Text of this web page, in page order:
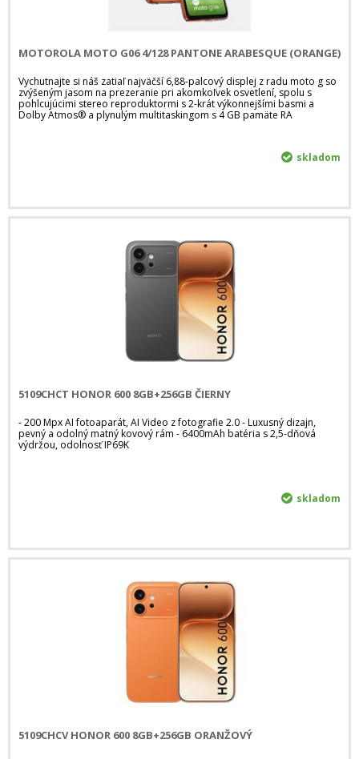
MOTOROLA MOTO G06 4/128 PANTONE ARABESQUE (ORANGE)
Vychutnajte si náš zatiaľ najväčší 6,88-palcový displej z radu moto g so
zvýšeným jasom na prezeranie pri akomkoľvek osvetlení, spolu s
pohlcujúcimi stereo reproduktormi s 2-krát výkonnejšími basmi a
Dolby Atmos® a plynulým multitaskingom s 4 GB pamäte RA
skladom
5109CHCT HONOR 600 8GB+256GB ČIERNY
- 200 Mpx AI fotoaparát, AI Video z fotografie 2.0 - Luxusný dizajn,
pevný a odolný matný kovový rám - 6400mAh batéria s 2,5-dňová
výdržou, odolnosť IP69K
skladom
5109CHCV HONOR 600 8GB+256GB ORANŽOVÝ